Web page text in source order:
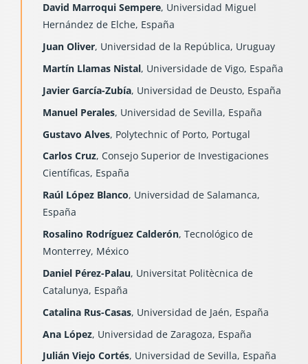
David Marroqui Sempere, Universidad Miguel
Hernández de Elche, España
Juan Oliver, Universidad de la República, Uruguay
Martín Llamas Nistal, Universidade de Vigo, España
Javier García-Zubía, Universidad de Deusto, España
Manuel Perales, Universidad de Sevilla, España
Gustavo Alves, Polytechnic of Porto, Portugal
Carlos Cruz, Consejo Superior de Investigaciones
Científicas, España
Raúl López Blanco, Universidad de Salamanca,
España
Rosalino Rodríguez Calderón, Tecnológico de
Monterrey, México
Daniel Pérez-Palau, Universitat Politècnica de
Catalunya, España
Catalina Rus-Casas, Universidad de Jaén, España
Ana López, Universidad de Zaragoza, España
Julián Viejo Cortés, Universidad de Sevilla, España